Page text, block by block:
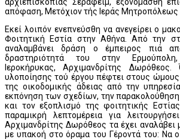
αρχιεπισκοπίας Σεραφείμ, εξονομάσθη
απόφαση, Μετόχιον τής Ιεράς Μητροπόλεως
Εκεί λοιπόν ενεπνεύσθη να ανεγείρει ο
Φοιτητική Εστία στην Αθήνα. Από την
αναλαμβάνει δράση ο έμπειρος πιά
δραστηριότητά του στην
Ιεροκήρυκας, Αρχιμανδρίτης
υλοποίησης τού έργου πέφτει στους
της οικοδομικής άδειας από την
εκπόνηση των σχεδίων, την
και τον εξοπλισμό της φοιτητικής
παραμικρή λεπτομέρεια για
Αρχιμανδρίτης Δωρόθεος τα έχει αναλάβει
με υπακοή στο όραμα του Γέροντά του: Να